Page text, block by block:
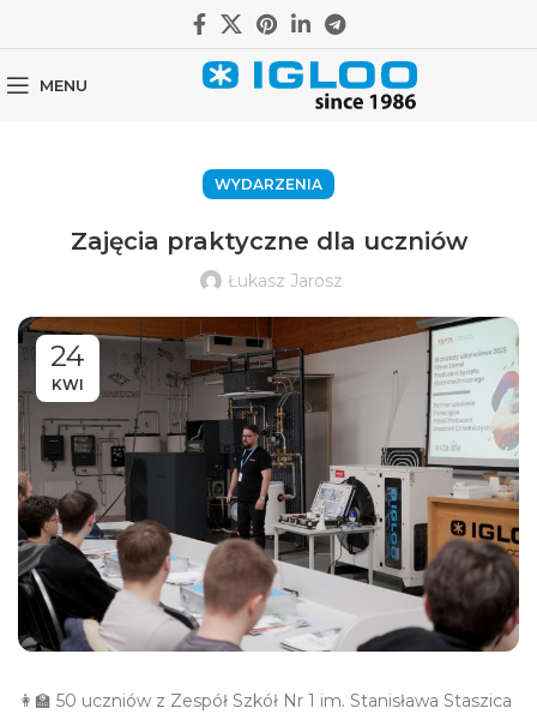
MENU
WYDARZENIA
Zajęcia praktyczne dla uczniów
Łukasz Jarosz
24
KWI
👩‍🏫 50 uczniów z Zespół Szkół Nr 1 im. Stanisława Staszica